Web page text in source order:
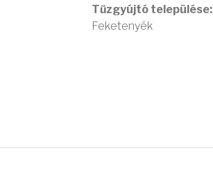
Tűzgyújtó települése:
Feketenyék